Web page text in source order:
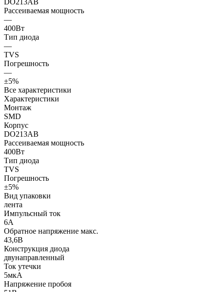
Рассеиваемая мощность
—
400Вт
Тип диода
—
TVS
Погрешность
—
±5%
Все характеристики
Характеристики
Монтаж
SMD
Корпус
DO213AB
Рассеиваемая мощность
400Вт
Тип диода
TVS
Погрешность
±5%
Вид упаковки
лента
Импульсный ток
6А
Обратное напряжение макс.
43,6В
Конструкция диода
двунаправленный
Ток утечки
5мкА
Напряжение пробоя